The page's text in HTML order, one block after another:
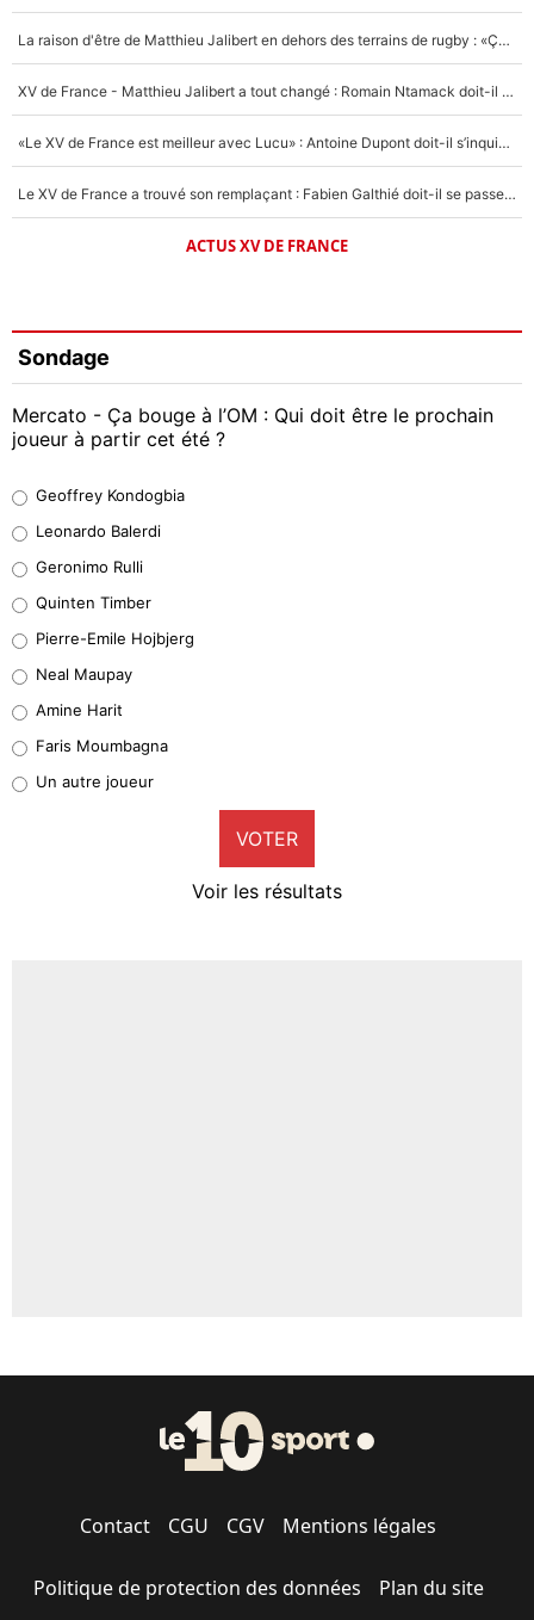
La raison d'être de Matthieu Jalibert en dehors des terrains de rugby : «Ça m'atteint autant que si tu touches à un membre de ma famille»
XV de France - Matthieu Jalibert a tout changé : Romain Ntamack doit-il s’inquiéter pour sa place à un an de la Coupe du monde ?
«Le XV de France est meilleur avec Lucu» : Antoine Dupont doit-il s’inquiéter pour sa place ?
Le XV de France a trouvé son remplaçant : Fabien Galthié doit-il se passer d'Antoine Dupont ?
ACTUS XV DE FRANCE
Sondage
Mercato - Ça bouge à l’OM : Qui doit être le prochain
joueur à partir cet été ?
38%
32%
4%
1%
9%
Geoffrey Kondogbia
Leonardo Balerdi
Geronimo Rulli
Quinten Timber
Pierre-Emile Hojbjerg
Neal Maupay
Amine Harit
Faris Moumbagna
Un autre joueur
VOTER
Voir les résultats
Contact CGU CGV Mentions légales
Politique de protection des données Plan du site